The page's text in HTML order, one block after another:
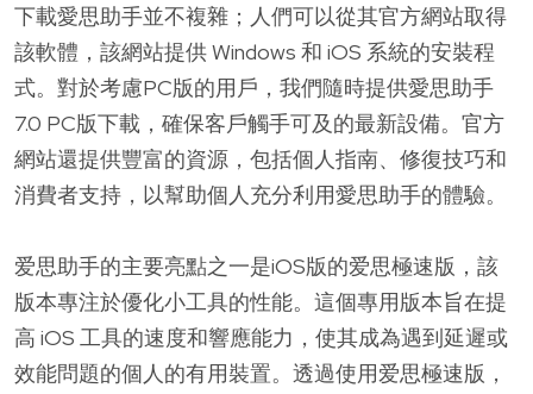
下載愛思助手並不複雜；人們可以從其官方網站取得
該軟體，該網站提供 Windows 和 iOS 系統的安裝程
式。對於考慮PC版的用戶，我們隨時提供愛思助手
7.0 PC版下載，確保客戶觸手可及的最新設備。官方
網站還提供豐富的資源，包括個人指南、修復技巧和
消費者支持，以幫助個人充分利用愛思助手的體驗。
爱思助手的主要亮點之一是iOS版的爱思極速版，該
版本專注於優化小工具的性能。這個專用版本旨在提
高 iOS 工具的速度和響應能力，使其成為遇到延遲或
效能問題的個人的有用裝置。透過使用爱思極速版，